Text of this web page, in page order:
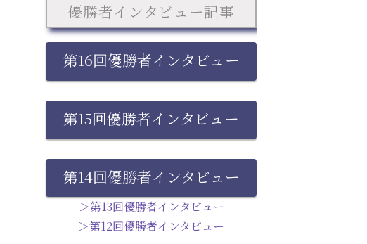
優勝者インタビュー記事
第16回優勝者インタビュー
第15回優勝者インタビュー
第14回優勝者インタビュー
＞第13回優勝者インタビュー
＞第12回優勝者インタビュー